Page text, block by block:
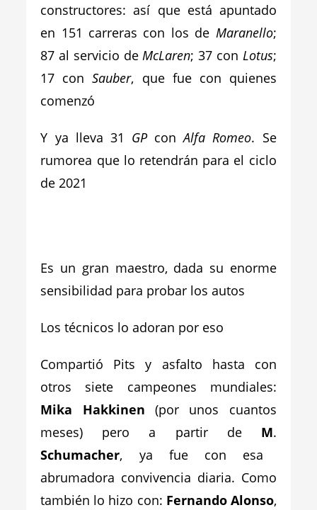
constructores: así que está apuntado
en 151 carreras con los de Maranello;
87 al servicio de McLaren; 37 con Lotus;
17 conSauber, que fue con quienes
comenzó
Y ya lleva 31 GPconAlfa Romeo. Se
rumorea que lo retendrán para el ciclo
de 2021
Es un gran maestro, dada su enorme
sensibilidad para probar los autos
Los técnicos lo adoran por eso
Compartió Pits y asfalto hasta con
otros siete campeones mundiales:
Mika Hakkinen (por unos cuantos
meses) pero a partir de M.
Schumacher, ya fue con esa
abrumadora convivencia diaria. Como
también lo hizo con: Fernando Alonso,